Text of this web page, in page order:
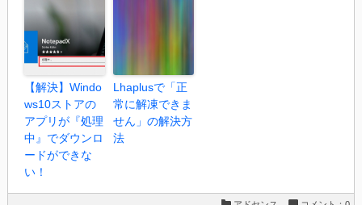
【解決】Windo
ws10ストアの
アプリが『処理
中』でダウンロ
ードができな
い！
Lhaplusで「正
常に解凍できま
せん」の解決方
法